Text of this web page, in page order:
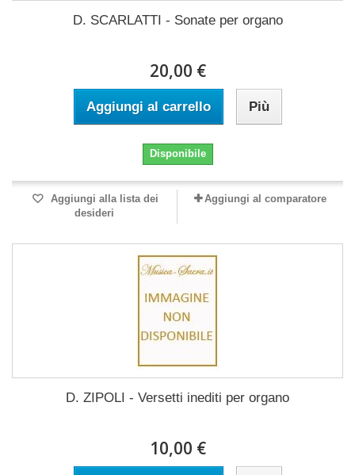
D. SCARLATTI - Sonate per organo
20,00 €
Aggiungi al carrello Più
Disponibile
Aggiungi alla lista dei
desideri
Aggiungi al comparatore
D. ZIPOLI - Versetti inediti per organo
10,00 €